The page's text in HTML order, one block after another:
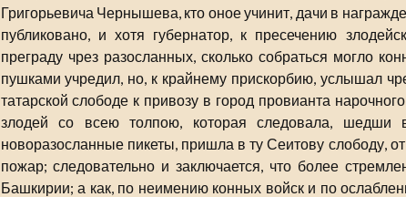
Григорьевича Чернышева, кто оное учинит, дачи в
публиковано, и хотя губернатор, к пресечению
преграду чрез разосланных, сколько собраться могло
пушками учредил, но, к крайнему прискорбию, услышал
татарской слободе к привозу в город провианта
злодей со всею толпою, которая следовала, шедши
новоразосланные пикеты, пришла в ту Сеитову слободу,
пожар; следовательно и заключается, что более
Башкирии; а как, по неимению конных войск и по